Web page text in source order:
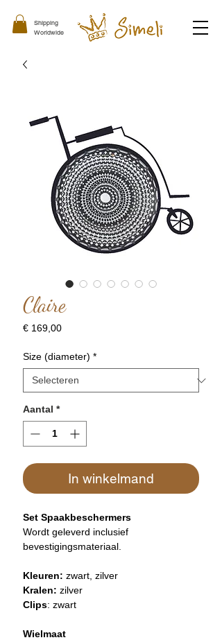
Shipping
Worldwide
Claire
€ 169,00Prijs
Size (diameter) *
Aantal *
In winkelmand
Set Spaakbeschermers
​Wordt geleverd inclusief
bevestigingsmateriaal.
Kleuren: zwart, zilver
Kralen: zilver
Clips: zwart
Wielmaat